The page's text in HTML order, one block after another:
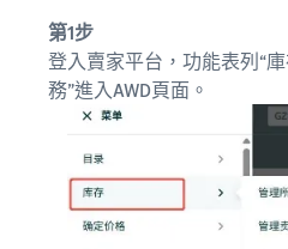
第1步
登入賣家平台，功能表列“
務”進入AWD頁面。